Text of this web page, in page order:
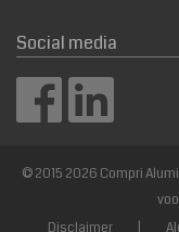
Social media
© 2015 2026 Compri
Disclaimer